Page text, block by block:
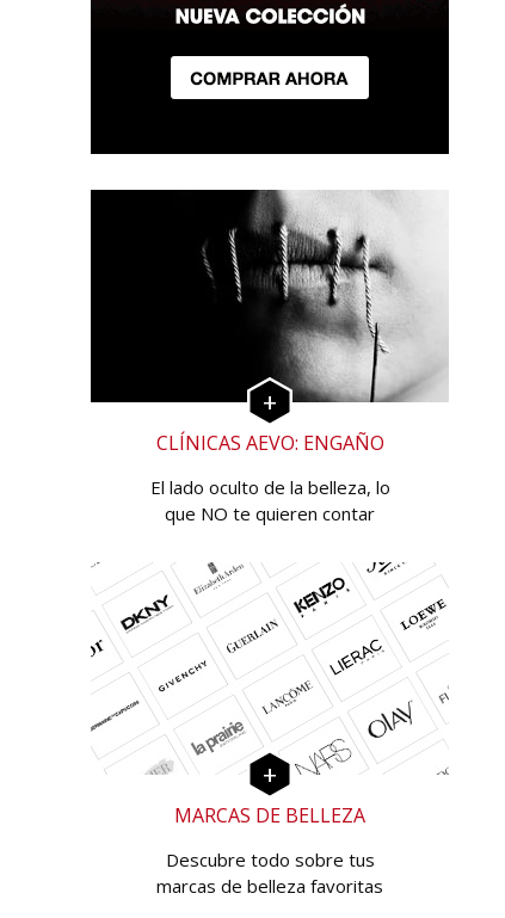
CLÍNICAS AEVO: ENGAÑO
El lado oculto de la belleza, lo
que NO te quieren contar
MARCAS DE BELLEZA
Descubre todo sobre tus
marcas de belleza favoritas